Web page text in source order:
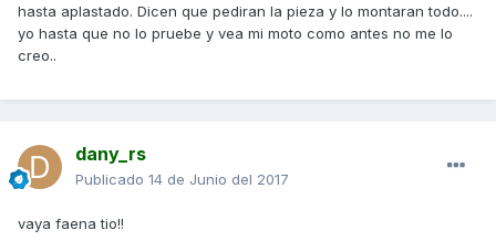
hasta aplastado. Dicen que pediran la pieza y lo montaran todo....
yo hasta que no lo pruebe y vea mi moto como antes no me lo
creo..
dany_rs
Publicado 14 de Junio del 2017
vaya faena tio!!